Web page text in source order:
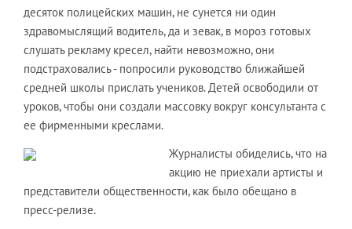
десяток полицейских машин, не сунется ни один
здравомыслящий водитель, да и зевак, в мороз готовых
слушать рекламу кресел, найти невозможно, они
подстраховались - попросили руководство ближайшей
средней школы прислать учеников. Детей освободили от
уроков, чтобы они создали массовку вокруг консультанта с
ее фирменными креслами.
Журналисты обиделись, что на
акцию не приехали артисты и
представители общественности, как было обещано в
пресс-релизе.